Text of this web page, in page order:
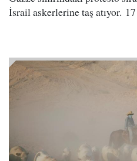
İsrail askerlerine taş atıyor.